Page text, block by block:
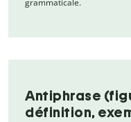
grammaticale.
Antiphrase
définition,